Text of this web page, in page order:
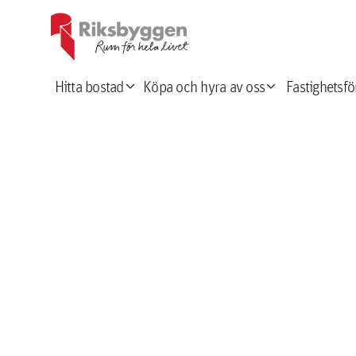
Hitta bostadexpand_more Köpa och hyra av ossexpand_more